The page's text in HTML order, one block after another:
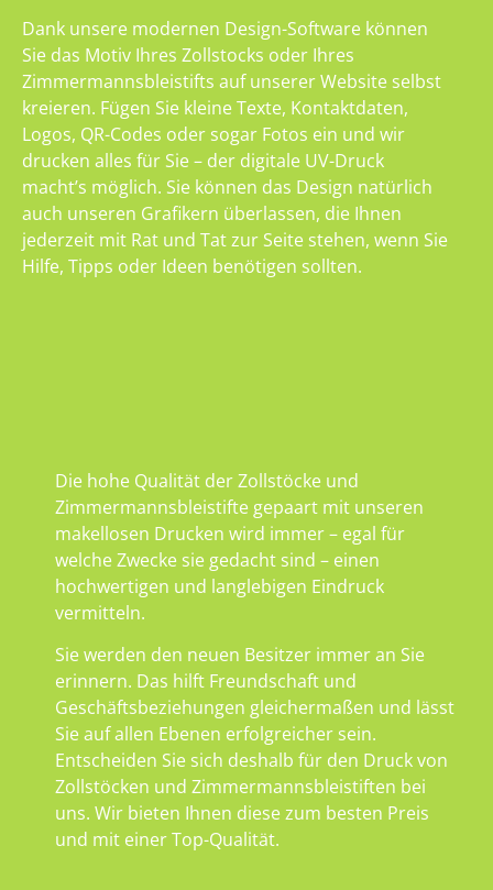
Dank unsere modernen Design-Software können
Sie das Motiv Ihres Zollstocks oder Ihres
Zimmermannsbleistifts auf unserer Website selbst
kreieren. Fügen Sie kleine Texte, Kontaktdaten,
Logos, QR-Codes oder sogar Fotos ein und wir
drucken alles für Sie – der digitale UV-Druck
macht’s möglich. Sie können das Design natürlich
auch unseren Grafikern überlassen, die Ihnen
jederzeit mit Rat und Tat zur Seite stehen, wenn Sie
Hilfe, Tipps oder Ideen benötigen sollten.
Die hohe Qualität der Zollstöcke und
Zimmermannsbleistifte gepaart mit unseren
makellosen Drucken wird immer – egal für
welche Zwecke sie gedacht sind – einen
hochwertigen und langlebigen Eindruck
vermitteln.
Sie werden den neuen Besitzer immer an Sie
erinnern. Das hilft Freundschaft und
Geschäftsbeziehungen gleichermaßen und lässt
Sie auf allen Ebenen erfolgreicher sein.
Entscheiden Sie sich deshalb für den Druck von
Zollstöcken und Zimmermannsbleistiften bei
uns. Wir bieten Ihnen diese zum besten Preis
und mit einer Top-Qualität.